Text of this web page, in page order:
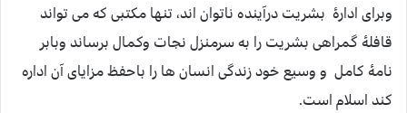
وبرای ادارۀ بشریت درآینده ناتوان اند، تنها مکتبی که می تواند
قافلۀ گمراهی بشریت را به سرمنزل نجات وکمال برساند وبابر
نامۀ کامل و وسیع خود زندگی انسان ها را باحفظ مزایای آن اداره
کند اسلام است.